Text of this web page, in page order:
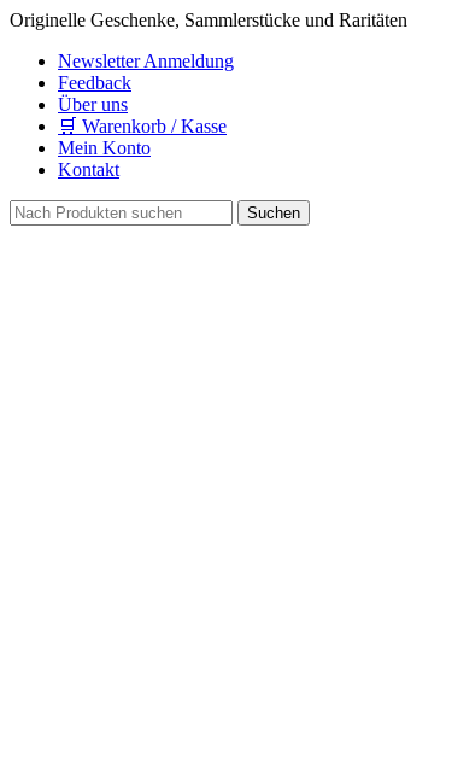
Originelle Geschenke, Sammlerstücke und Raritäten
Newsletter Anmeldung
Feedback
Über uns
🛒 Warenkorb / Kasse
Mein Konto
Kontakt